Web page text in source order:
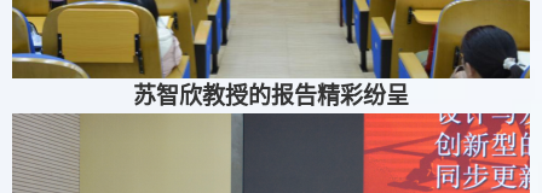
苏智欣教授的报告精彩纷呈